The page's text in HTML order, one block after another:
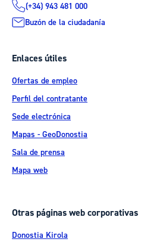
(+34) 943 481 000
Buzón de la ciudadanía
Enlaces útiles
Ofertas de empleo
Perfil del contratante
Sede electrónica
Mapas - GeoDonostia
Sala de prensa
Mapa web
Otras páginas web corporativas
Donostia Kirola